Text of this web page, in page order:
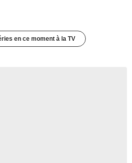
en ce moment à la TV